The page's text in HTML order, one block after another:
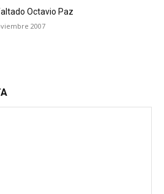
Octavio Paz
2007